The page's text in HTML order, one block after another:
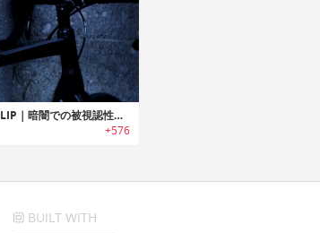
FLECTR CLIP｜暗闇での被視認性を高めるクリップレフレクター「フレクタークリップ」
+576
BUILT WITH